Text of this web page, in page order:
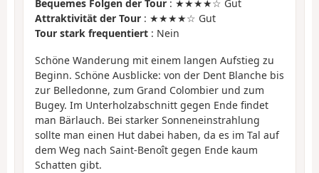
Bequemes Folgen der Tour : ★★★★☆ Gut
Attraktivität der Tour : ★★★★☆ Gut
Tour stark frequentiert : Nein
Schöne Wanderung mit einem langen Aufstieg zu
Beginn. Schöne Ausblicke: von der Dent Blanche bis
zur Belledonne, zum Grand Colombier und zum
Bugey. Im Unterholzabschnitt gegen Ende findet
man Bärlauch. Bei starker Sonneneinstrahlung
sollte man einen Hut dabei haben, da es im Tal auf
dem Weg nach Saint-Benoît gegen Ende kaum
Schatten gibt.